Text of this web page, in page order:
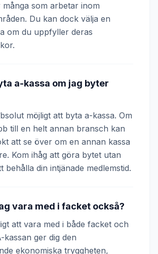
som arbetar inom
Du kan dock välja en
om du uppfyller deras
a-kassa om jag byter
möjligt att byta a-kassa. Om
till en helt annan bransch kan
att se över om en annan kassa
Kom ihåg att göra bytet utan
behålla din intjänade medlemstid.
vara med i facket också?
att vara med i både facket och
kassan ger dig den
ekonomiska tryggheten,